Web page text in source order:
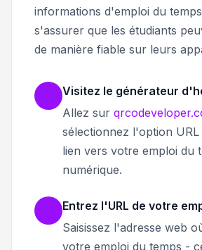
informations d'emploi du
s'assurer que les étudiants
de manière fiable sur leurs
Visitez le générateur
Allez sur
sélectionnez l'option
lien vers votre emploi du
numérique.
Entrez l'URL de votre
Saisissez l'adresse web
votre emploi du temps -